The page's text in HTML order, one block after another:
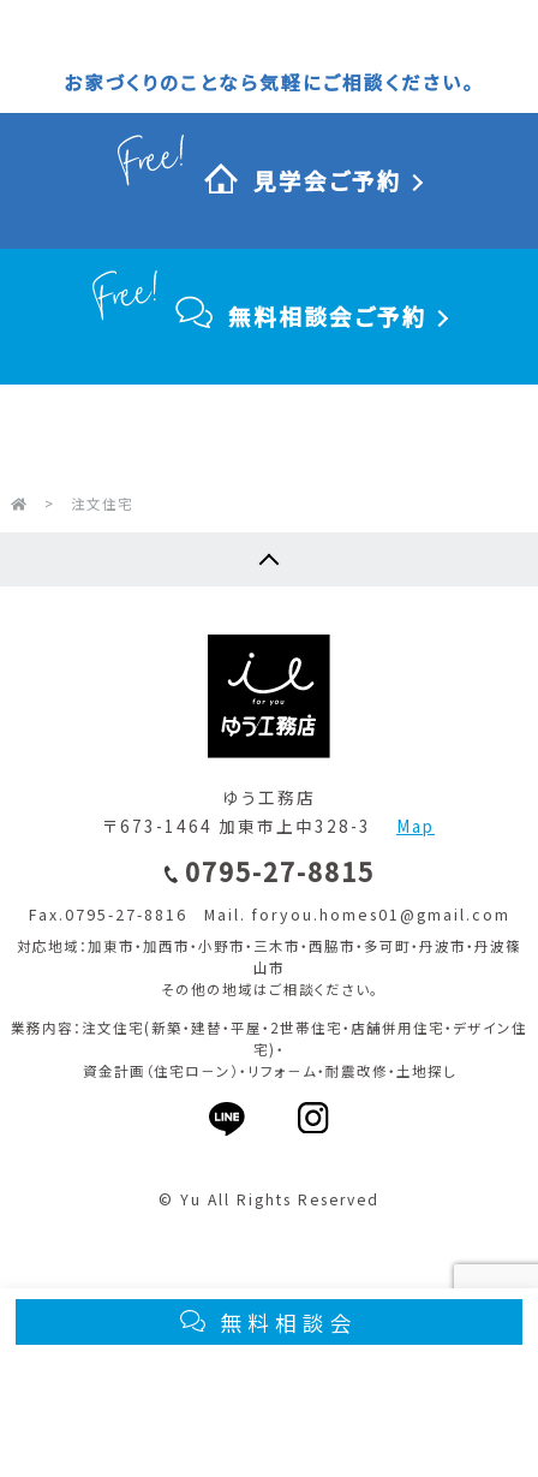
無料相談会
お家づくりのことなら気軽にご相談ください。
見学会ご予約
無料相談会ご予約
> 注文住宅
ゆう工務店
〒673-1464 加東市上中328-3 Map
0795-27-8815
Fax.0795-27-8816 Mail. foryou.homes01@gmail.com
対応地域：加東市・加西市・小野市・三木市・西脇市・多可町・丹波市・丹波篠
山市
その他の地域はご相談ください。
業務内容：注文住宅(新築・建替・平屋・2世帯住宅・店舗併用住宅・デザイン住
宅)・
資金計画（住宅ロ－ン）・リフォ－ム・耐震改修・土地探し
© Yu All Rights Reserved